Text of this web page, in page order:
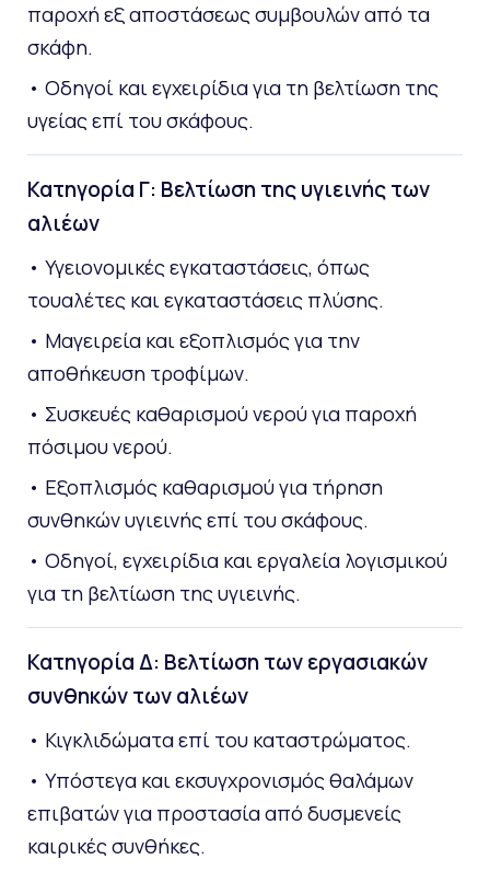
παροχή εξ αποστάσεως συμβουλών από τα
σκάφη.
• Οδηγοί και εγχειρίδια για τη βελτίωση της
υγείας επί του σκάφους.
Κατηγορία Γ: Βελτίωση της υγιεινής των
αλιέων
• Υγειονομικές εγκαταστάσεις, όπως
τουαλέτες και εγκαταστάσεις πλύσης.
• Μαγειρεία και εξοπλισμός για την
αποθήκευση τροφίμων.
• Συσκευές καθαρισμού νερού για παροχή
πόσιμου νερού.
• Εξοπλισμός καθαρισμού για τήρηση
συνθηκών υγιεινής επί του σκάφους.
• Οδηγοί, εγχειρίδια και εργαλεία λογισμικού
για τη βελτίωση της υγιεινής.
Κατηγορία Δ: Βελτίωση των εργασιακών
συνθηκών των αλιέων
• Κιγκλιδώματα επί του καταστρώματος.
• Υπόστεγα και εκσυγχρονισμός θαλάμων
επιβατών για προστασία από δυσμενείς
καιρικές συνθήκες.